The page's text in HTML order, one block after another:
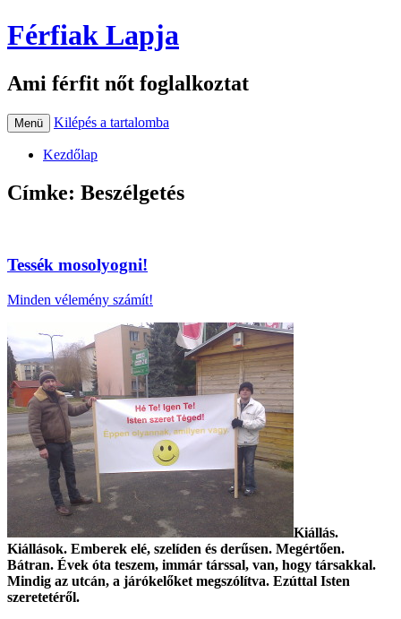
Férfiak Lapja
Ami férfit nőt foglalkoztat
Menü Kilépés a tartalomba
Kezdőlap
Címke: Beszélgetés
Tessék mosolyogni!
Minden vélemény számít!
Kiállás.
Kiállások. Emberek elé, szelíden és derűsen. Megértően.
Bátran. Évek óta teszem, immár társsal, van, hogy társakkal.
Mindig az utcán, a járókelőket megszólítva. Ezúttal Isten
szeretetéről.